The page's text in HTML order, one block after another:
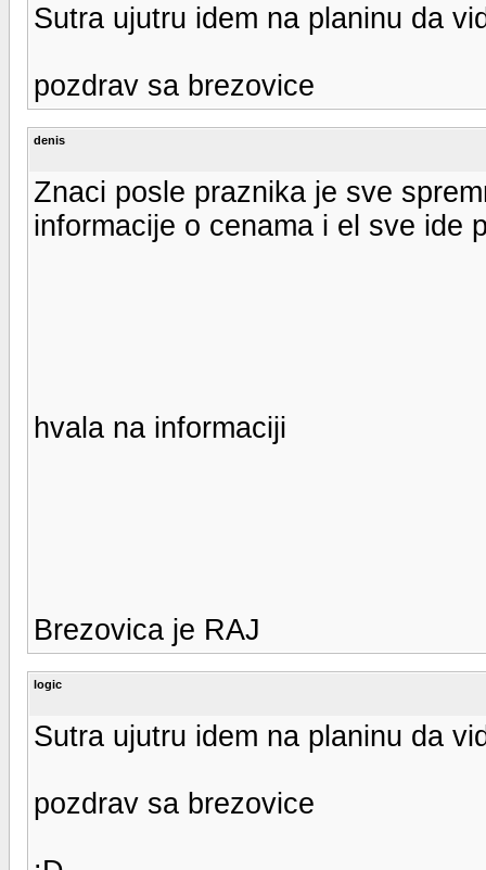
Sutra ujutru idem na planinu da
pozdrav sa brezovice
denis
Znaci posle praznika je sve
informacije o cenama i el sve ide
hvala na informaciji
Brezovica je RAJ
logic
Sutra ujutru idem na planinu da
pozdrav sa brezovice